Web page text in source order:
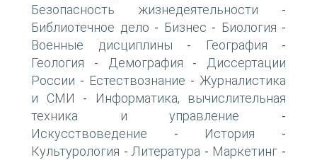
Безопасность жизнедеятельности -
Библиотечное дело - Бизнес - Биология -
Военные дисциплины - География -
Геология - Демография -
Диссертации
России - Естествознание - Журналистика
и СМИ -
Информатика, вычислительная
техника и управление -
Искусствоведение - История -
Культурология - Литература - Маркетинг -